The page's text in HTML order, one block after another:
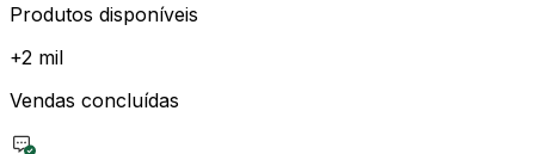
Produtos disponíveis
+2 mil
Vendas concluídas